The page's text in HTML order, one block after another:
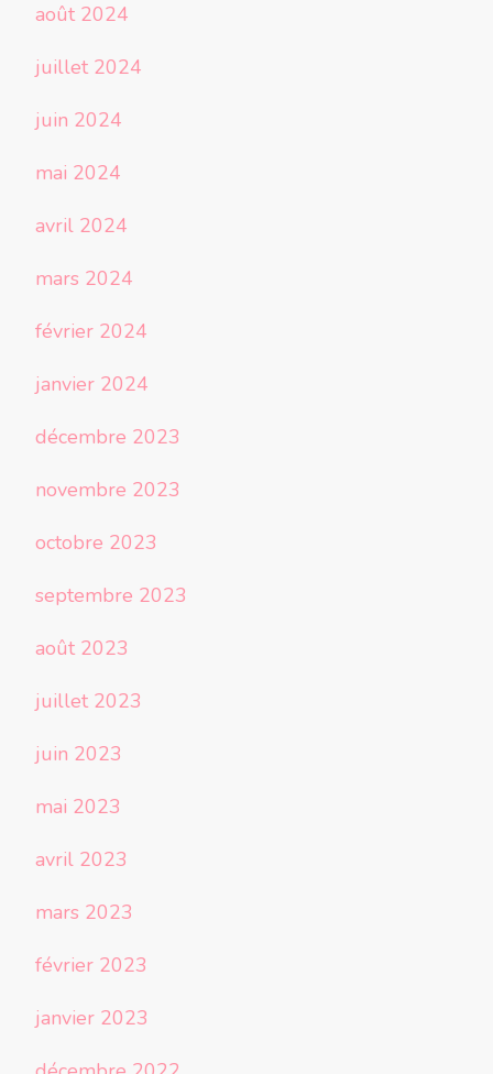
août 2024
juillet 2024
juin 2024
mai 2024
avril 2024
mars 2024
février 2024
janvier 2024
décembre 2023
novembre 2023
octobre 2023
septembre 2023
août 2023
juillet 2023
juin 2023
mai 2023
avril 2023
mars 2023
février 2023
janvier 2023